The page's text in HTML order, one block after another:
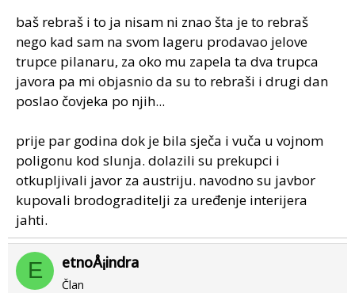
treba svu piljevinu očistiti doslovno da nekažem
usisat.zaštiti čela sa farbom skinuti koru,povitlati sa
SUHIM jelovim ili smrekovim letvicama i to sve u hladu
na dobrom propuhu a ima tu još stvari oko sušenja
baš rebraš i to ja nisam ni znao šta je to rebraš
nego kad sam na svom lageru prodavao jelove
trupce pilanaru, za oko mu zapela ta dva trupca
javora pa mi objasnio da su to rebraši i drugi dan
poslao čovjeka po njih...
prije par godina dok je bila sječa i vuča u vojnom
poligonu kod slunja. dolazili su prekupci i
otkupljivali javor za austriju. navodno su javbor
kupovali brodograditelji za uređenje interijera
jahti.
E etnoÅ¡indra
Član